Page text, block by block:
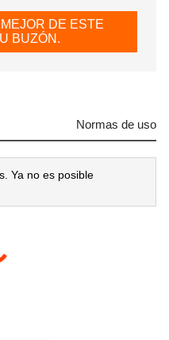
14ymedio.
DE ESTE
BUZÓN.
Normas de uso
Ya no es posible